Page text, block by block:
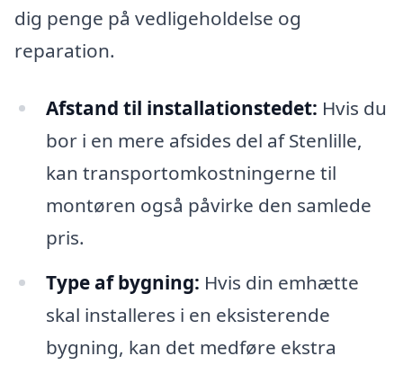
dig penge på vedligeholdelse og
reparation.
Afstand til installationstedet: Hvis du
bor i en mere afsides del af Stenlille,
kan transportomkostningerne til
montøren også påvirke den samlede
pris.
Type af bygning: Hvis din emhætte
skal installeres i en eksisterende
bygning, kan det medføre ekstra